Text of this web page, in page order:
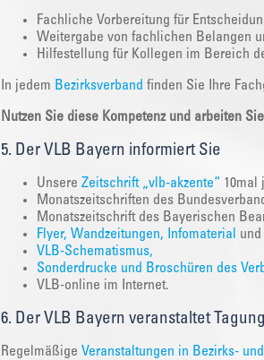
Fachliche Vorbereitung für
Weitergabe von fachlichen Belangen
Hilfestellung für Kollegen im Bereich
In jedem Bezirksverband finden Sie Ihre
Nutzen Sie diese Kompetenz und arbeiten
5. Der VLB Bayern informiert Sie
Unsere Zeitschrift „vlb-akzente“ 10mal
Monatszeitschriften des
Monatszeitschrift des Bayerischen
Flyer, Wandzeitungen, Infomaterial
VLB-Schematismus,
Sonderdrucke und Broschüren des
VLB-online im Internet.
6. Der VLB Bayern veranstaltet
Regelmäßige Veranstaltungen in Bezirks-